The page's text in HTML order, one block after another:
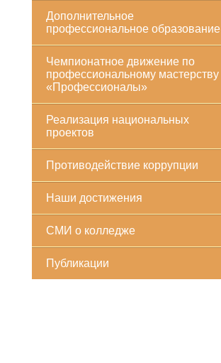
Дополнительное
профессиональное образование
Чемпионатное движение по
профессиональному мастерству
«Профессионалы»
Реализация национальных
проектов
Противодействие коррупции
Наши достижения
СМИ о колледже
Публикации